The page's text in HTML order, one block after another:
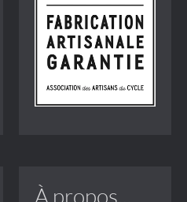
À propos...